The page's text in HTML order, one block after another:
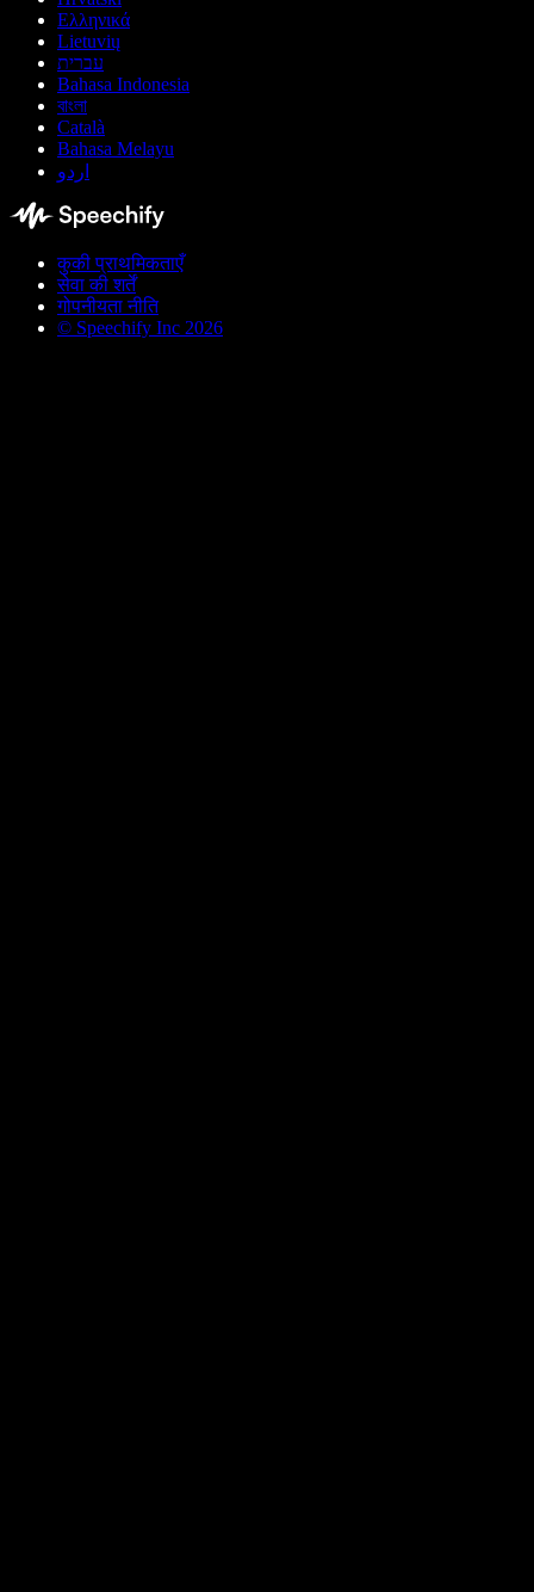
Ελληνικά
Lietuvių
עברית
Bahasa Indonesia
বাংলা
Català
Bahasa Melayu
اردو
कुकी प्राथमिकताएँ
सेवा की शर्तें
गोपनीयता नीति
© Speechify Inc 2026